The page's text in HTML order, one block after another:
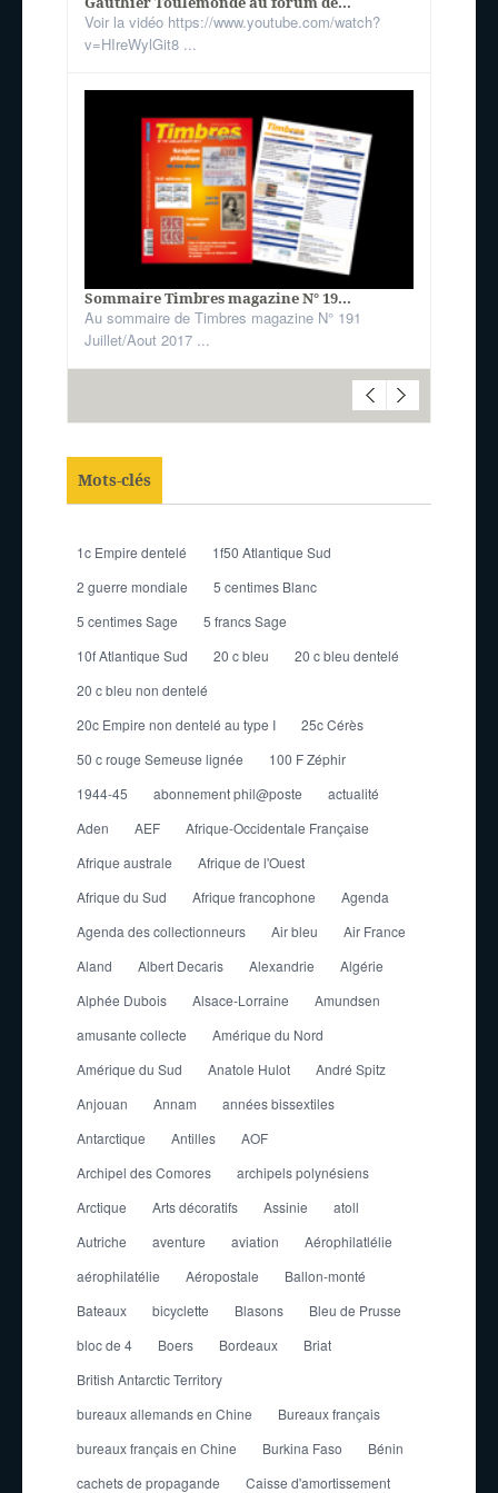
Voir la vidéo https://www.youtube.com/watch?
v=HIreWylGit8 ...
Sommaire Timbres magazine N° 19...
Au sommaire de Timbres magazine N° 191
Juillet/Aout 2017 ...
Mots-clés
1c Empire dentelé
1f50 Atlantique Sud
2 guerre mondiale
5 centimes Blanc
5 centimes Sage
5 francs Sage
10f Atlantique Sud
20 c bleu
20 c bleu dentelé
20 c bleu non dentelé
20c Empire non dentelé au type I
25c Cérès
50 c rouge Semeuse lignée
100 F Zéphir
1944-45
abonnement phil@poste
actualité
Aden
AEF
Afrique-Occidentale Française
Afrique australe
Afrique de l'Ouest
Afrique du Sud
Afrique francophone
Agenda
Agenda des collectionneurs
Air bleu
Air France
Aland
Albert Decaris Alexandrie
Algérie
Alphée Dubois
Alsace-Lorraine
Amundsen
amusante collecte
Amérique du Nord
Amérique du Sud
Anatole Hulot
André Spitz
Anjouan
Annam
années bissextiles
Antarctique
Antilles
AOF
Archipel des Comores
archipels polynésiens
Arctique
Arts décoratifs Assinie
atoll
Autriche
aventure aviation
Aérophilatlélie
aérophilatélie
Aéropostale
Ballon-monté
Bateaux
bicyclette Blasons
Bleu de Prusse
bloc de 4
Boers Bordeaux
Briat
British Antarctic Territory
bureaux allemands en Chine
Bureaux français
bureaux français en Chine
Burkina Faso
Bénin
cachets de propagande
Caisse d'amortissement